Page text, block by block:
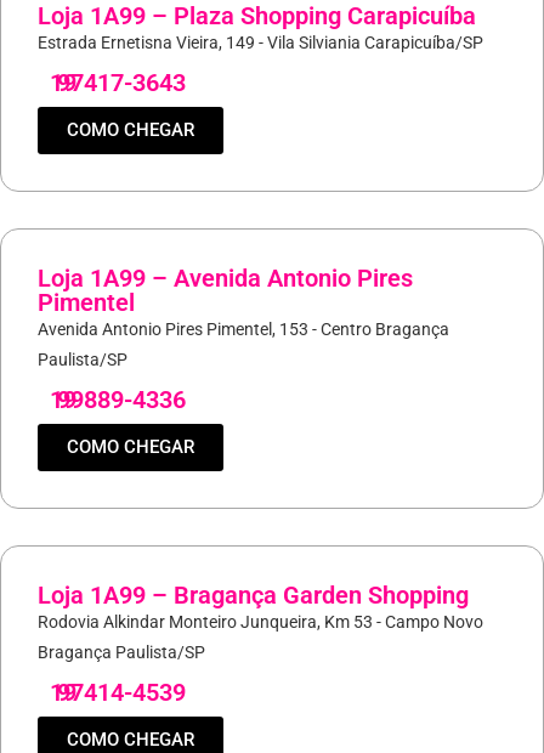
Loja 1A99 – Plaza Shopping Carapicuíba
Estrada Ernetisna Vieira, 149 - Vila Silviania Carapicuíba/SP
19
97417-3643
COMO CHEGAR
Loja 1A99 – Avenida Antonio Pires
Pimentel
Avenida Antonio Pires Pimentel, 153 - Centro Bragança
Paulista/SP
19
99889-4336
COMO CHEGAR
Loja 1A99 – Bragança Garden Shopping
Rodovia Alkindar Monteiro Junqueira, Km 53 - Campo Novo
Bragança Paulista/SP
19
97414-4539
COMO CHEGAR